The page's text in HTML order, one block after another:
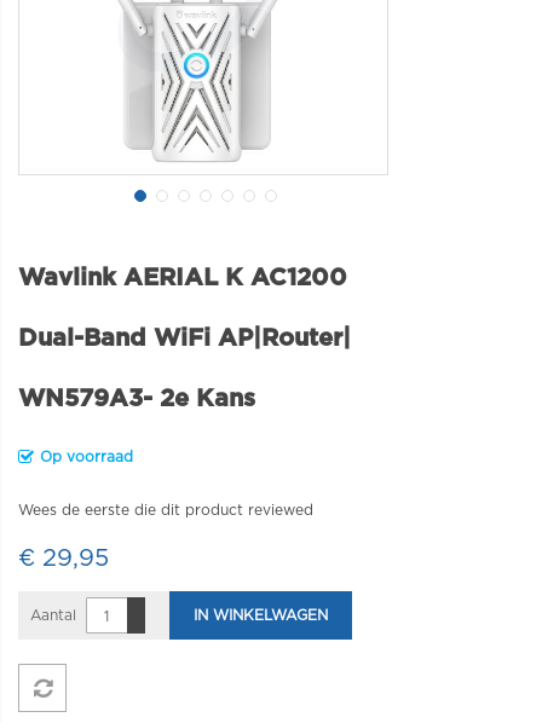
Wavlink AERIAL K AC1200
Dual-Band WiFi AP|Router|
WN579A3- 2e Kans
Op voorraad
Wees de eerste die dit product reviewed
€ 29,95
Aantal IN WINKELWAGEN